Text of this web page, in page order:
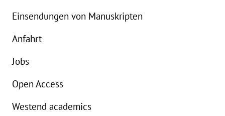
Einsendungen von Manuskripten
Anfahrt
Jobs
Open Access
Westend academics